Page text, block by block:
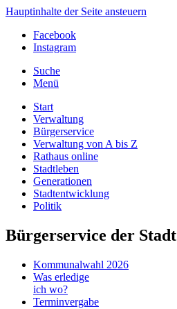
Hauptinhalte der Seite ansteuern
Facebook
Instagram
Suche
Menü
Start
Verwaltung
Bürgerservice
Verwaltung von A bis Z
Rathaus online
Stadtleben
Generationen
Stadtentwicklung
Politik
Bürgerservice der
Kommunalwahl 2026
Was erledige
ich wo?
Terminvergabe